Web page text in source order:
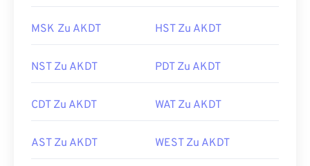
MSK Zu AKDT HST Zu AKDT
NST Zu AKDT PDT Zu AKDT
CDT Zu AKDT WAT Zu AKDT
AST Zu AKDT WEST Zu AKDT